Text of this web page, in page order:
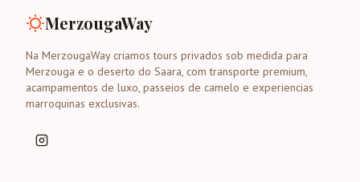
MerzougaWay
Na MerzougaWay criamos tours privados sob medida para
Merzouga e o deserto do Saara, com transporte premium,
acampamentos de luxo, passeios de camelo e experiencias
marroquinas exclusivas.